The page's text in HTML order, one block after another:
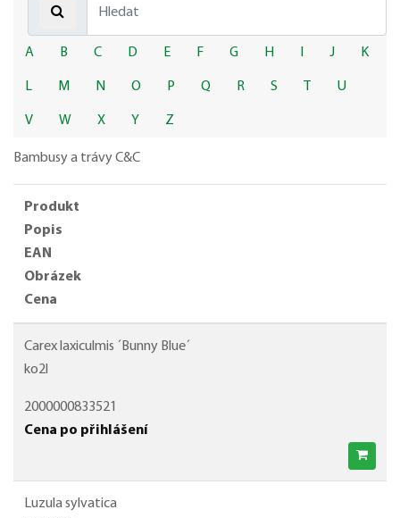
A B C D E F G H J K
L M N O P Q R S U
V W X Y Z
Bambusy a trávy C&C
Produkt
Popis
EAN
Obrázek
Cena
Carex laxiculmis ´Bunny Blue´
ko2l
2000000833521
Cena po přihlášení
Luzula sylvatica